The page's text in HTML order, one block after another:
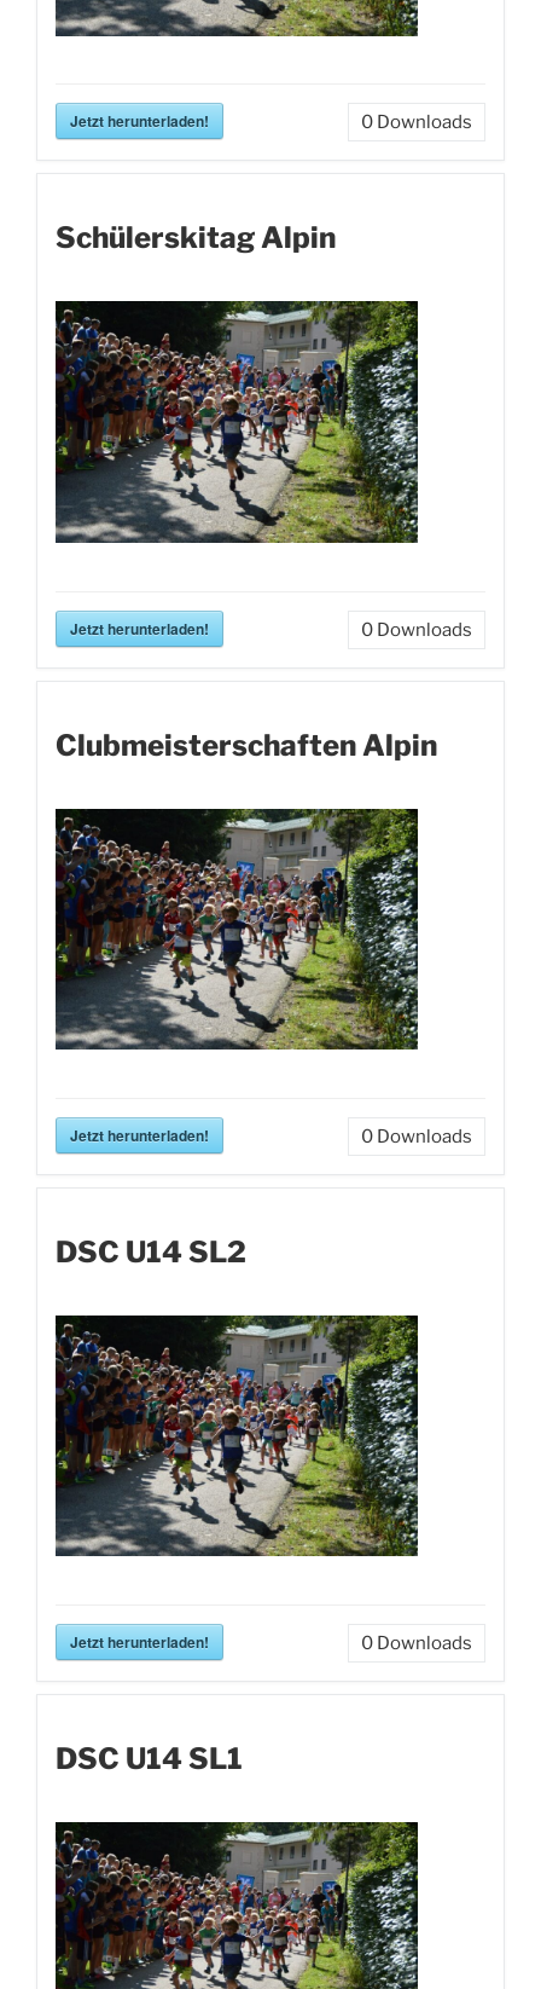
Jetzt herunterladen! 0 Downloads
Schülerskitag Alpin
Jetzt herunterladen! 0 Downloads
Clubmeisterschaften Alpin
Jetzt herunterladen! 0 Downloads
DSC U14 SL2
Jetzt herunterladen! 0 Downloads
DSC U14 SL1